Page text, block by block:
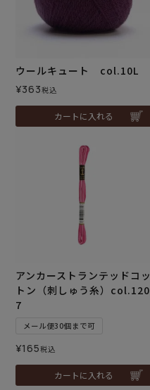
ウールキュート col.10L
¥363税込
カートに入れる
アンカーストランテッドコッ
トン（刺しゅう糸）col.120
7
メール便30個まで可
¥165税込
カートに入れる